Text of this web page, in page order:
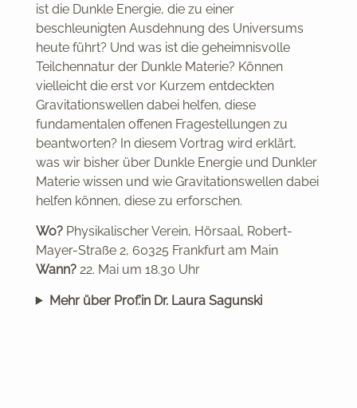
ist die Dunkle Energie, die zu einer
beschleunigten Ausdehnung des Universums
heute führt? Und was ist die geheimnisvolle
Teilchennatur der Dunkle Materie? Können
vielleicht die erst vor Kurzem entdeckten
Gravitationswellen dabei helfen, diese
fundamentalen offenen Fragestellungen zu
beantworten? In diesem Vortrag wird erklärt,
was wir bisher über Dunkle Energie und Dunkler
Materie wissen und wie Gravitationswellen dabei
helfen können, diese zu erforschen.
Wo? Physikalischer Verein, Hörsaal, Robert-
Mayer-Straße 2, 60325 Frankfurt am Main
Wann?22. Mai um 18.30 Uhr
Mehr über Prof.’in Dr. Laura Sagunski